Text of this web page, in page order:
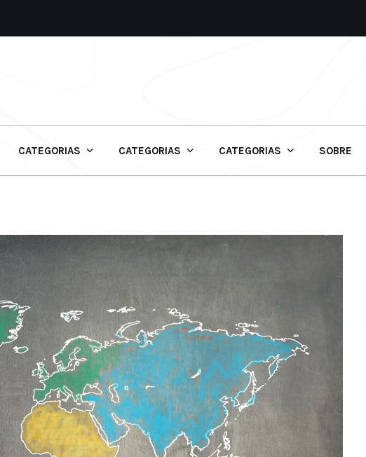
CATEGORIAS CATEGORIAS CATEGORIAS SOBRE